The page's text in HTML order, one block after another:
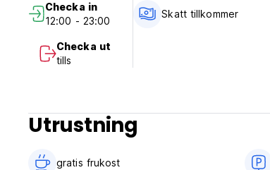
11. Birla tempel 9,5 Kilometer
12. Jaipur Int.Airport 17 Kilometer
Checka in
12:00 - 23:00
Checka ut
tills
Skatt tillkommer
Utrustning
gratis frukost‎